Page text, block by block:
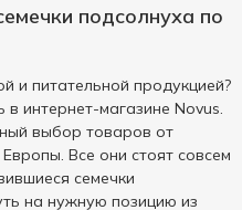
подсолнуха по
и питательной продукцией?
интернет-магазине Novus.
выбор товаров от
Все они стоят совсем
семечки
на нужную позицию из